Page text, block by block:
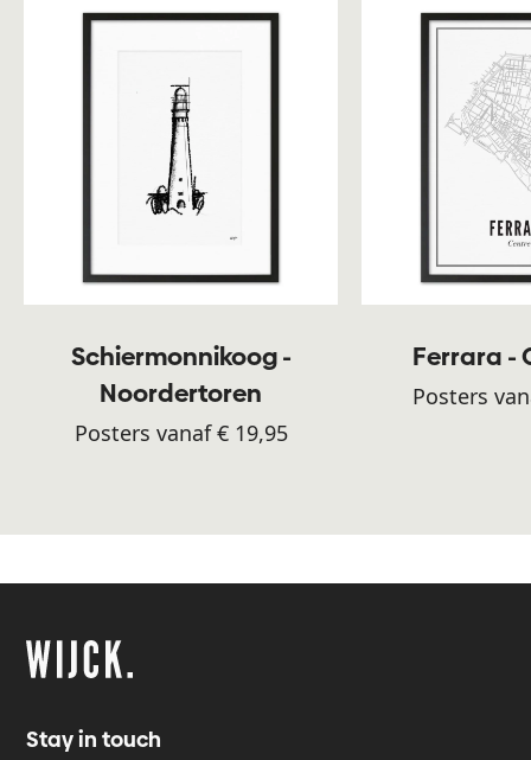
Schiermonnikoog -
Noordertoren
Posters vanaf € 19,95
Ferrara -
Posters
Stay in touch